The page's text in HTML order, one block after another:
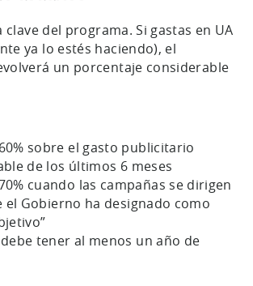
clave del programa. Si gastas en UA
ya lo estés haciendo), el
un porcentaje considerable
sobre el gasto publicitario
de los últimos 6 meses
cuando las campañas se dirigen
el Gobierno ha designado como
tener al menos un año de